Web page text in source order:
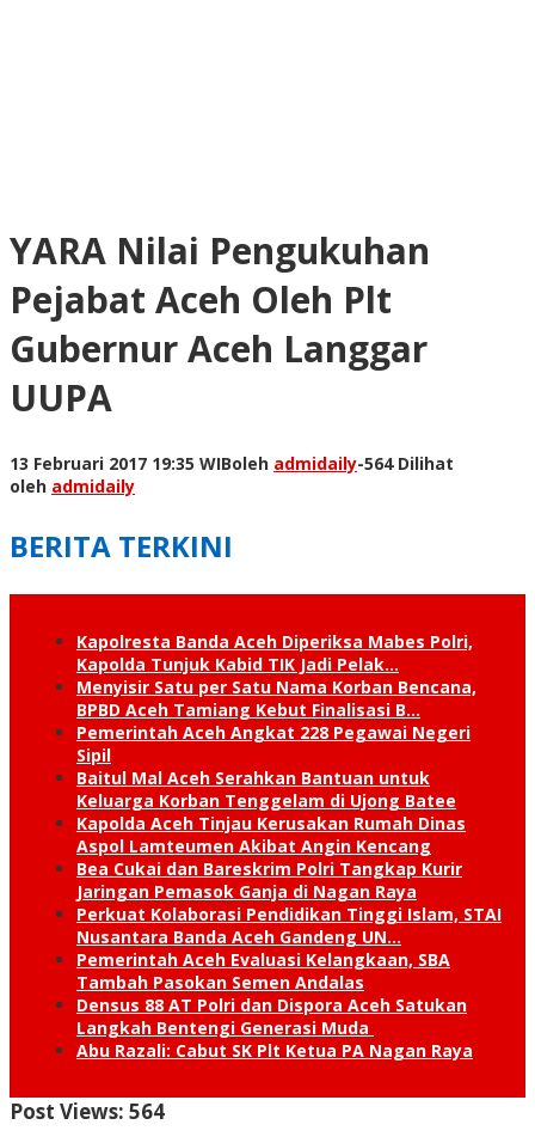
YARA Nilai Pengukuhan
Pejabat Aceh Oleh Plt
Gubernur Aceh Langgar
UUPA
13 Februari 2017 19:35 WIBoleh admidaily-564 Dilihat
oleh admidaily
BERITA TERKINI
Kapolresta Banda Aceh Diperiksa Mabes Polri,
Kapolda Tunjuk Kabid TIK Jadi Pelak…
Menyisir Satu per Satu Nama Korban Bencana,
BPBD Aceh Tamiang Kebut Finalisasi B…
Pemerintah Aceh Angkat 228 Pegawai Negeri
Sipil
Baitul Mal Aceh Serahkan Bantuan untuk
Keluarga Korban Tenggelam di Ujong Batee
Kapolda Aceh Tinjau Kerusakan Rumah Dinas
Aspol Lamteumen Akibat Angin Kencang
Bea Cukai dan Bareskrim Polri Tangkap Kurir
Jaringan Pemasok Ganja di Nagan Raya
Perkuat Kolaborasi Pendidikan Tinggi Islam, STAI
Nusantara Banda Aceh Gandeng UN…
Pemerintah Aceh Evaluasi Kelangkaan, SBA
Tambah Pasokan Semen Andalas
Densus 88 AT Polri dan Dispora Aceh Satukan
Langkah Bentengi Generasi Muda
Abu Razali: Cabut SK Plt Ketua PA Nagan Raya
Post Views: 564